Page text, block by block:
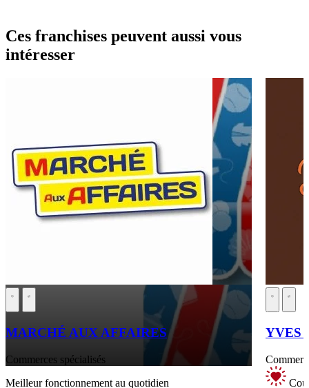
Ces franchises peuvent aussi vous
intéresser
MARCHÉ AUX AFFAIRES
Commerces spécialisés
Meilleur fonctionnement au quotidien
YVES